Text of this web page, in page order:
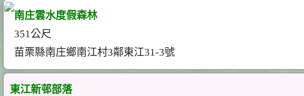
南庄雲水度假森林
351公尺
苗栗縣南庄鄉南江村3鄰東江31-3號
東江新邨部落